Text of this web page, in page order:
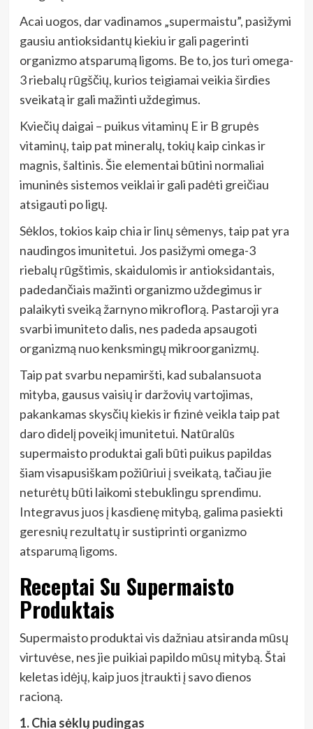
Acai uogos, dar vadinamos „supermaistu”, pasižymi
gausiu antioksidantų kiekiu ir gali pagerinti
organizmo atsparumą ligoms. Be to, jos turi omega-
3 riebalų rūgščių, kurios teigiamai veikia širdies
sveikatą ir gali mažinti uždegimus.
Kviečių daigai – puikus vitaminų E ir B grupės
vitaminų, taip pat mineralų, tokių kaip cinkas ir
magnis, šaltinis. Šie elementai būtini normaliai
imuninės sistemos veiklai ir gali padėti greičiau
atsigauti po ligų.
Sėklos, tokios kaip chia ir linų sėmenys, taip pat yra
naudingos imunitetui. Jos pasižymi omega-3
riebalų rūgštimis, skaidulomis ir antioksidantais,
padedančiais mažinti organizmo uždegimus ir
palaikyti sveiką žarnyno mikroflorą. Pastaroji yra
svarbi imuniteto dalis, nes padeda apsaugoti
organizmą nuo kenksmingų mikroorganizmų.
Taip pat svarbu nepamiršti, kad subalansuota
mityba, gausus vaisių ir daržovių vartojimas,
pakankamas skysčių kiekis ir fizinė veikla taip pat
daro didelį poveikį imunitetui. Natūralūs
supermaisto produktai gali būti puikus papildas
šiam visapusiškam požiūriui į sveikatą, tačiau jie
neturėtų būti laikomi stebuklingu sprendimu.
Integravus juos į kasdienę mitybą, galima pasiekti
geresnių rezultatų ir sustiprinti organizmo
atsparumą ligoms.
Receptai Su Supermaisto
Produktais
Supermaisto produktai vis dažniau atsiranda mūsų
virtuvėse, nes jie puikiai papildo mūsų mitybą. Štai
keletas idėjų, kaip juos įtraukti į savo dienos
racioną.
1. Chia sėklų pudingas